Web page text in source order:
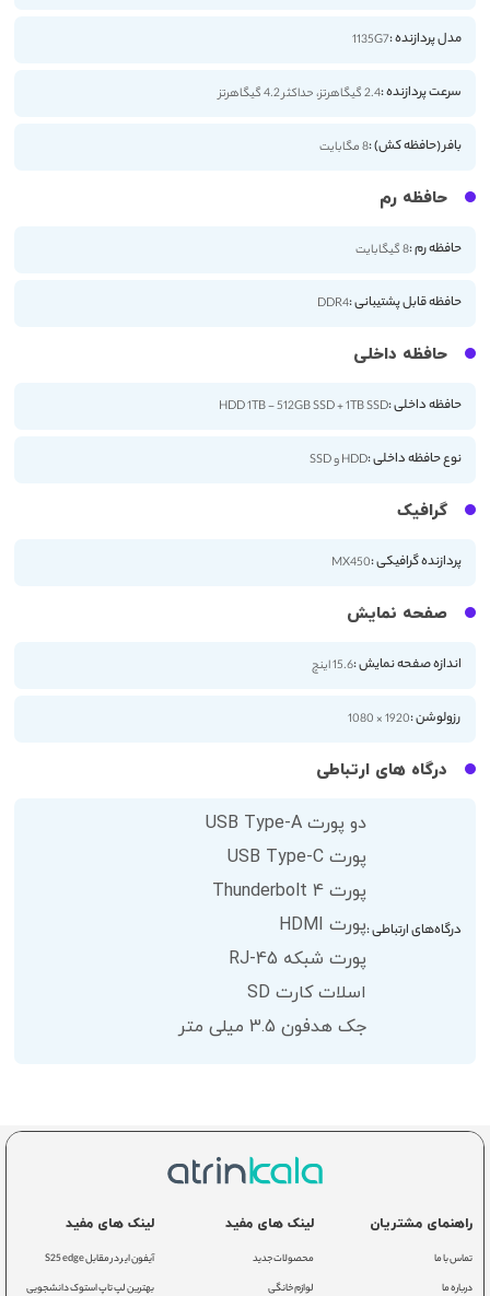
مدل پردازنده :1135G7
سرعت پردازنده :2.4 گیگاهرتز، حداکثر 4.2 گیگاهرتز
بافر (حافظه کش) :8 مگابایت
حافظه رم
حافظه رم :8 گیگابایت
حافظه قابل پشتیبانی :DDR4
حافظه داخلی
حافظه داخلی :HDD 1TB - 512GB SSD + 1TB SSD
نوع حافظه داخلی :HDD و SSD
گرافیک
پردازنده گرافیکی :MX450
صفحه نمایش
اندازه صفحه نمایش :15.6 اینچ
رزولوشن :1920 × 1080
درگاه های ارتباطی
درگاه‌های ارتباطی :
دو پورت USB Type-A
پورت USB Type-C
پورت Thunderbolt 4
پورت HDMI
پورت شبکه RJ-45
اسلات کارت SD
جک هدفون 3.5 میلی متر
راهنمای مشتریان
تماس با ما
درباره ما
لینک های مفید
محصولات جدید
لوازم خانگی
لینک های مفید
آیفون ایر در مقابل S25 edge
بهترین لپ تاپ استوک دانشجویی